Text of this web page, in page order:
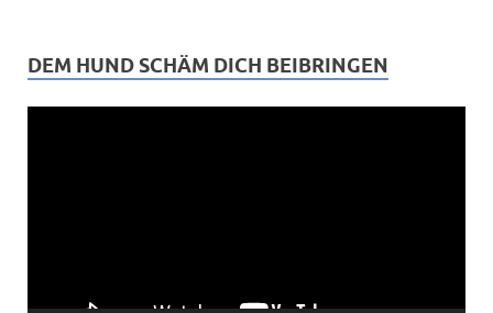
DEM HUND SCHÄM DICH BEIBRINGEN